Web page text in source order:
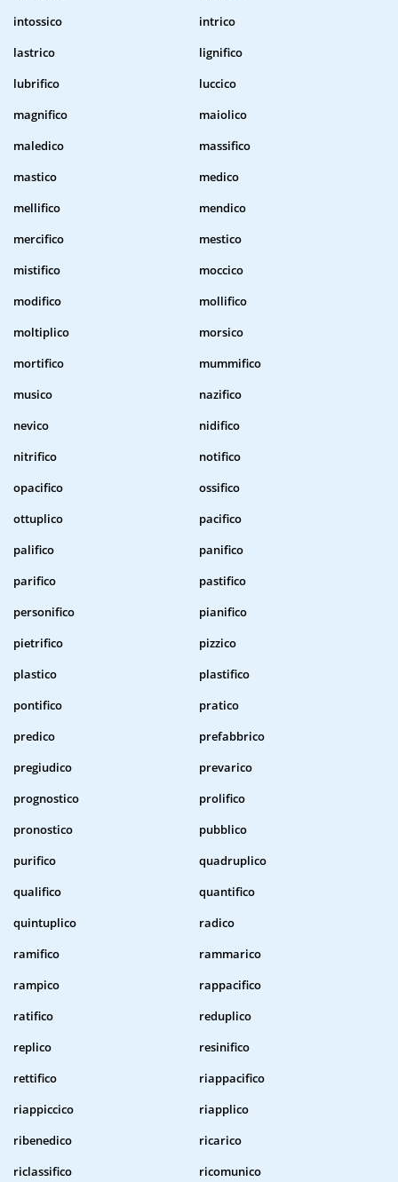
intossico
intrico
lastrico
lignifico
lubrifico
luccico
magnifico
maiolico
maledico
massifico
mastico
medico
mellifico
mendico
mercifico
mestico
mistifico
moccico
modifico
mollifico
moltiplico
morsico
mortifico
mummifico
musico
nazifico
nevico
nidifico
nitrifico
notifico
opacifico
ossifico
ottuplico
pacifico
palifico
panifico
parifico
pastifico
personifico
pianifico
pietrifico
pizzico
plastico
plastifico
pontifico
pratico
predico
prefabbrico
pregiudico
prevarico
prognostico
prolifico
pronostico
pubblico
purifico
quadruplico
qualifico
quantifico
quintuplico
radico
ramifico
rammarico
rampico
rappacifico
ratifico
reduplico
replico
resinifico
rettifico
riappacifico
riappiccico
riapplico
ribenedico
ricarico
riclassifico
ricomunico